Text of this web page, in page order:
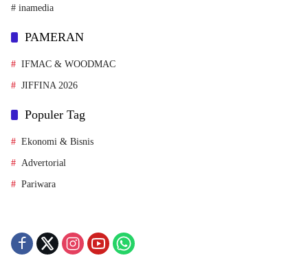
# inamedia
PAMERAN
IFMAC & WOODMAC
JIFFINA 2026
Populer Tag
Ekonomi & Bisnis
Advertorial
Pariwara